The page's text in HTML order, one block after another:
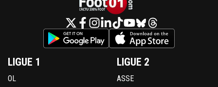
LIGUE 1
OL
LIGUE 2
ASSE